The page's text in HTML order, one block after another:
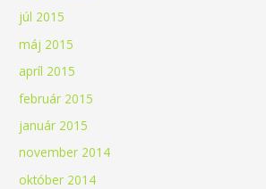
júl 2015
máj 2015
apríl 2015
február 2015
január 2015
november 2014
október 2014